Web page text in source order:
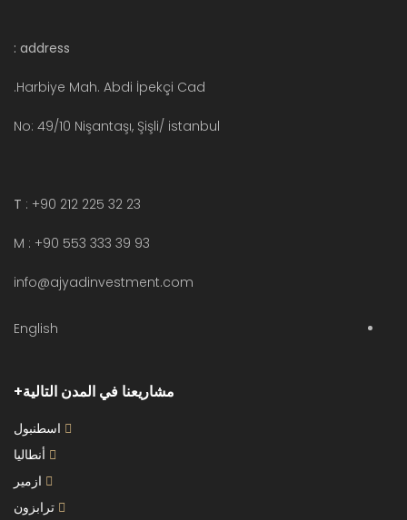
address :
Harbiye Mah. Abdi İpekçi Cad.
No: 49/10 Nişantaşı, Şişli/ istanbul
T : +90 212 225 32 23
M : +90 553 333 39 93
info@ajyadinvestment.com
English
مشاريعنا في المدن التالية
اسطنبول
أنطاليا
ازمير
ترابزون